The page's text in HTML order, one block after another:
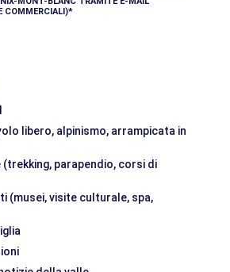
COMMERCIALI)
libero, alpinismo, arrampicata in
parapendio, corsi di
(musei, visite culturale, spa,